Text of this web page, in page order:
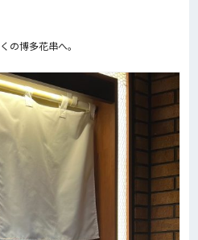
の博多花串へ。